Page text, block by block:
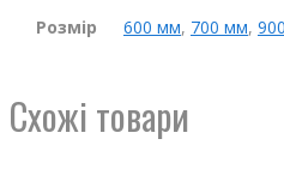
Розмір 600 мм, 700 мм,
Схожі товари